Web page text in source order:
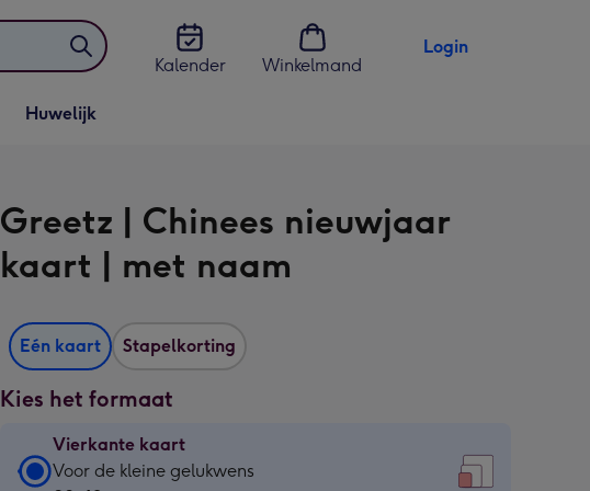
Kalender
Winkelmand
Login
Vervolgkeuzelijst
Huwelijk openen
Huwelijk
Greetz | Chinees nieuwjaar
kaart | met naam
Eén kaart Stapelkorting
Kies het formaat
Vierkante kaart
Vierkante
Voor de kleine gelukwens